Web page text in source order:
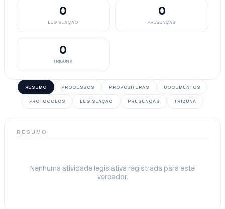
0
LEGISLAÇÃO
0
PRESENÇAS
0
TRIBUNA
RESUMO PROCESSOS PROPOSITURAS DOCUMENTOS
PROTOCOLOS LEGISLAÇÃO PRESENÇAS TRIBUNA
RESUMO
Nenhuma atividade legislativa registrada para este
vereador.